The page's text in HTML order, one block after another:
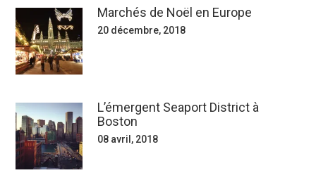
Marchés de Noël en Europe
20 décembre, 2018
L’émergent Seaport District à
Boston
08 avril, 2018